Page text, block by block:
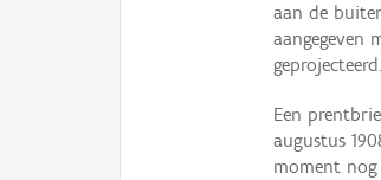
aan de
aangegeven
geprojecteerd.
Een
augustus
moment